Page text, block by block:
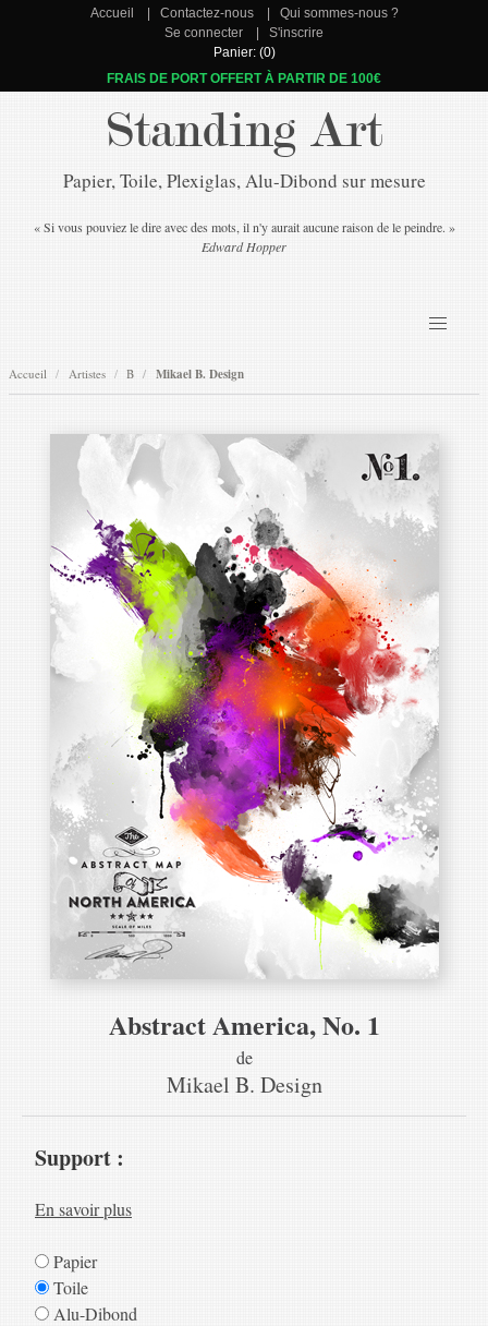
Accueil Contactez-nous
Qui sommes-nous ?
Se connecter
S'inscrire
Panier: (0)
FRAIS DE PORT OFFERT À PARTIR DE 100€
Standing Art
Papier, Toile, Plexiglas, Alu-Dibond sur mesure
« Si vous pouviez le dire avec des mots, il n'y aurait aucune raison de le peindre. »
Edward Hopper
Accueil Artistes B Mikael B. Design
Abstract America, No. 1
de
Mikael B. Design
Support :
En savoir plus
Papier
Toile
Alu-Dibond